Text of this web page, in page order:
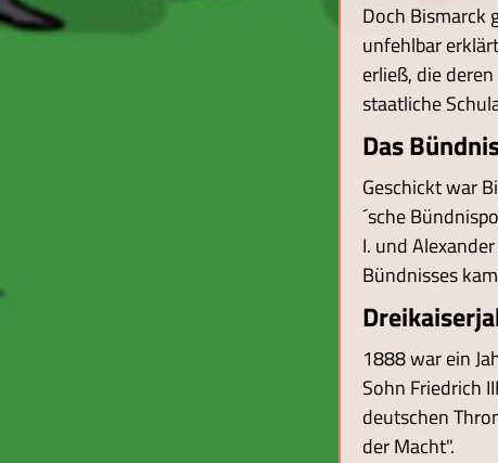
Doch Bismarck
unfehlbar
erließ, die
staatliche
Das
Geschickt war
´sche
I. und
Bündnisses
1888 war ein
Sohn Friedrich
deutschen
der Macht".